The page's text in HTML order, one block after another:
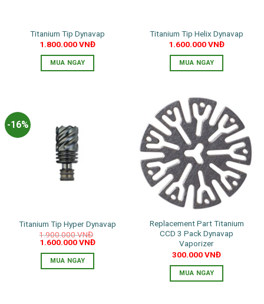
Titanium Tip Dynavap
1.800.000VNĐ
MUA NGAY
Titanium Tip Helix Dynavap
1.600.000VNĐ
MUA NGAY
-16%
Titanium Tip Hyper Dynavap
1.900.000VNĐ
Giá
là:
1.900.000 VNĐ.
1.600.000VNĐGiá
MUA NGAY
Replacement Part Titanium
CCD 3 Pack Dynavap
Vaporizer
300.000VNĐ
MUA NGAY